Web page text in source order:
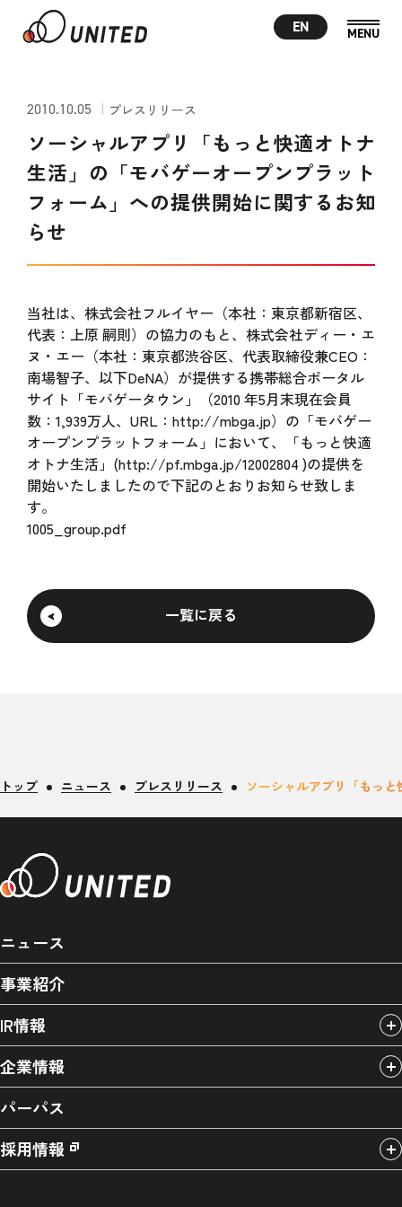
EN
2010.10.05 プレスリリース
ソーシャルアプリ「もっと快適オトナ
生活」の「モバゲーオープンプラット
フォーム」への提供開始に関するお知
らせ
当社は、株式会社フルイヤー（本社：東京都新宿区、
代表：上原 嗣則）の協力のもと、株式会社ディー・エ
ヌ・エー（本社：東京都渋谷区、代表取締役兼CEO：
南場智子、以下DeNA）が提供する携帯総合ポータル
サイト「モバゲータウン」（2010 年5月末現在会員
数：1,939万人、URL：http://mbga.jp）の「モバゲー
オープンプラットフォーム」において、「もっと快適
オトナ生活」(http://pf.mbga.jp/12002804 )の提供を
開始いたしましたので下記のとおりお知らせ致しま
す。
1005_group.pdf
一覧に戻る
トップ ニュース プレスリリース ソーシャルアプリ「もっ
ニュース
事業紹介
IR情報
企業情報
パーパス
採用情報